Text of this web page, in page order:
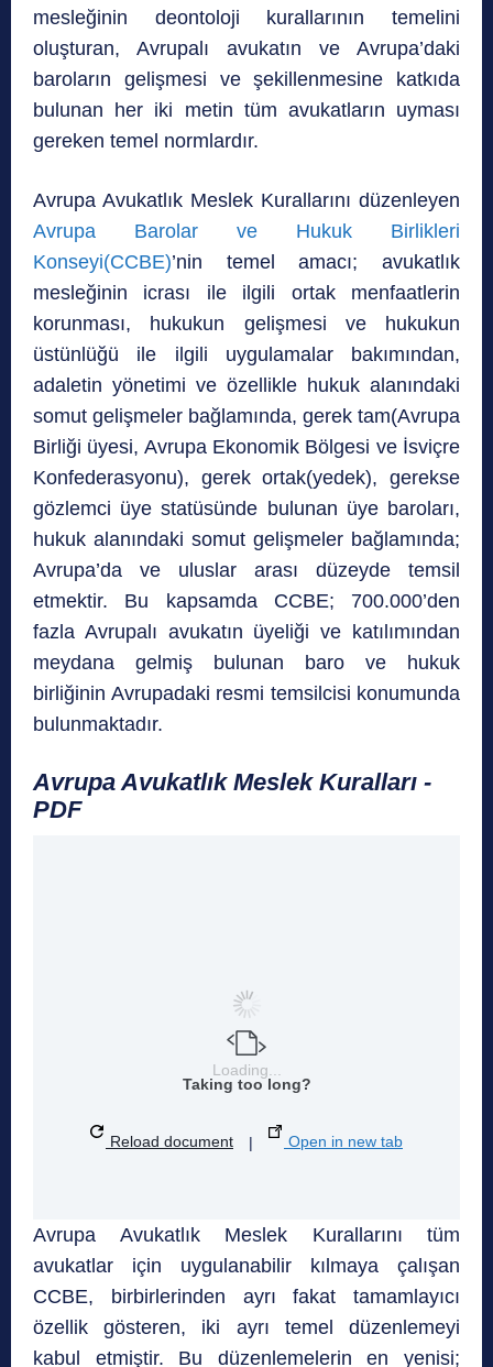
mesleğinin deontoloji kurallarının temelini
oluşturan, Avrupalı avukatın ve Avrupa’daki
baroların gelişmesi ve şekillenmesine katkıda
bulunan her iki metin tüm avukatların uyması
gereken temel normlardır.
Avrupa Avukatlık Meslek Kurallarını düzenleyen
Avrupa Barolar ve Hukuk Birlikleri
Konseyi(CCBE)’nin temel amacı; avukatlık
mesleğinin icrası ile ilgili ortak menfaatlerin
korunması, hukukun gelişmesi ve hukukun
üstünlüğü ile ilgili uygulamalar bakımından,
adaletin yönetimi ve özellikle hukuk alanındaki
somut gelişmeler bağlamında, gerek tam(Avrupa
Birliği üyesi, Avrupa Ekonomik Bölgesi ve İsviçre
Konfederasyonu), gerek ortak(yedek), gerekse
gözlemci üye statüsünde bulunan üye baroları,
hukuk alanındaki somut gelişmeler bağlamında;
Avrupa’da ve uluslar arası düzeyde temsil
etmektir. Bu kapsamda CCBE; 700.000’den
fazla Avrupalı avukatın üyeliği ve katılımından
meydana gelmiş bulunan baro ve hukuk
birliğinin Avrupadaki resmi temsilcisi konumunda
bulunmaktadır.
Avrupa Avukatlık Meslek Kuralları -
PDF
Loading...
Taking too long?
Reload document | Open in new tab
Avrupa Avukatlık Meslek Kurallarını tüm
avukatlar için uygulanabilir kılmaya çalışan
CCBE, birbirlerinden ayrı fakat tamamlayıcı
özellik gösteren, iki ayrı temel düzenlemeyi
kabul etmiştir. Bu düzenlemelerin en yenisi;